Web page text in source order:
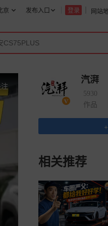
网站
登录
发布入口
京
汽湃
5930
作品
相关推荐